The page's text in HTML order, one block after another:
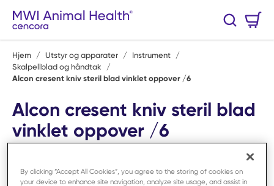
Hopp til hovedinnhold
Søk
Hjem / Utstyr og apparater / Instrument /
Skalpellblad og håndtak
/
Alcon cresent kniv steril blad vinklet oppover /6
Alcon cresent kniv steril blad
vinklet oppover /6
By clicking “Accept All Cookies”, you agree to the storing of cookies on
your device to enhance site navigation, analyze site usage, and assist in